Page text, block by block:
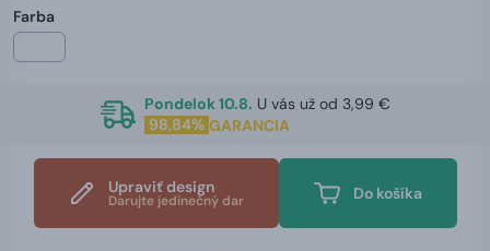
Farba
Pondelok 10.8. U vás už od 3,99 €
98,84% GARANCIA
Upraviť design
Darujte jedinečný dar Do košíka